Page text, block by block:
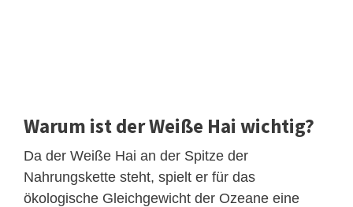
Warum ist der Weiße Hai wichtig?
Da der Weiße Hai an der Spitze der
Nahrungskette steht, spielt er für das
ökologische Gleichgewicht der Ozeane eine